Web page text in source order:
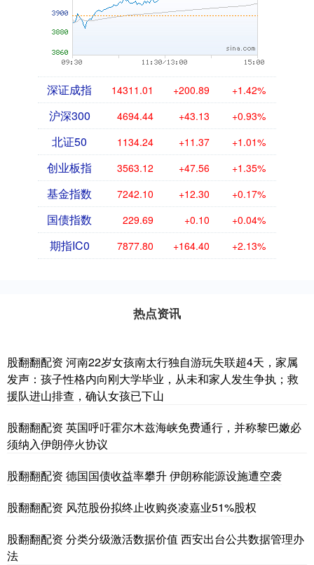
深证成指 14311.01 +200.89 +1.42%
沪深300 4694.44 +43.13 +0.93%
北证50 1134.24 +11.37 +1.01%
创业板指 3563.12 +47.56 +1.35%
基金指数 7242.10 +12.30 +0.17%
国债指数 229.69 +0.10 +0.04%
期指IC0 7877.80 +164.40 +2.13%
热点资讯
股翻翻配资 河南22岁女孩南太行独自游玩失联超4天，家属
发声：孩子性格内向刚大学毕业，从未和家人发生争执；救
援队进山排查，确认女孩已下山
股翻翻配资 英国呼吁霍尔木兹海峡免费通行，并称黎巴嫩必
须纳入伊朗停火协议
股翻翻配资 德国国债收益率攀升 伊朗称能源设施遭空袭
股翻翻配资 风范股份拟终止收购炎凌嘉业51%股权
股翻翻配资 分类分级激活数据价值 西安出台公共数据管理办
法